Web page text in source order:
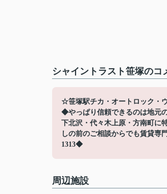
シャイントラスト笹塚の
☆笹塚駅チカ・オートロック・
◆やっぱり信頼できるのは地元
下北沢・代々木上原・方南町に
しの前のご相談からでも賃貸専
1313◆
周辺施設